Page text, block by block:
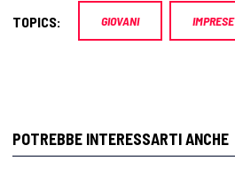
TOPICS: GIOVANI IMPRESE
POTREBBE INTERESSARTI ANCHE